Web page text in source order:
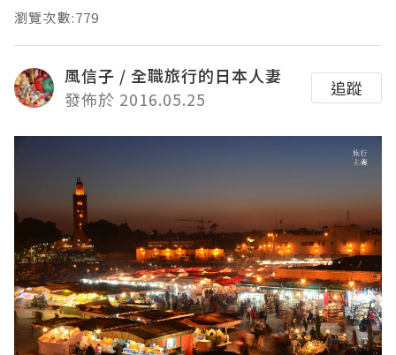
瀏覽次數:779
風信子 / 全職旅行的日本人妻
發佈於 2016.05.25
追蹤